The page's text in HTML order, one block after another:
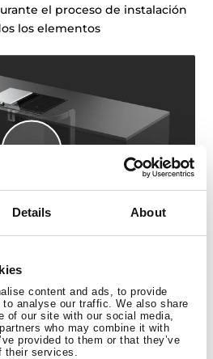
Details About
content and ads, to provide
analyse our traffic. We also share
of our site with our social media,
who may combine it with
provided to them or that they’ve
their services.
el proceso de instalación
los elementos
recetas para el día a
día
la hora de cocinar? Descubre